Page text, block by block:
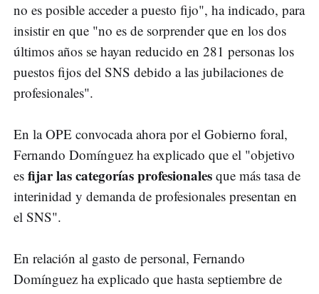
no es posible acceder a puesto fijo", ha indicado, para
insistir en que "no es de sorprender que en los dos
últimos años se hayan reducido en 281 personas los
puestos fijos del SNS debido a las jubilaciones de
profesionales".
En la OPE convocada ahora por el Gobierno foral,
Fernando Domínguez ha explicado que el "objetivo
es fijar las categorías profesionales que más tasa de
interinidad y demanda de profesionales presentan en
el SNS".
En relación al gasto de personal, Fernando
Domínguez ha explicado que hasta septiembre de